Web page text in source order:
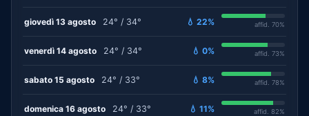
giovedì 13 agosto 24° / 34° 💧 22% affid. 70%
venerdì 14 agosto 24° / 34° 💧 0% affid. 73%
sabato 15 agosto 24° / 33° 💧 8% affid. 78%
domenica 16 agosto 24° / 33° 💧 11% affid. 82%